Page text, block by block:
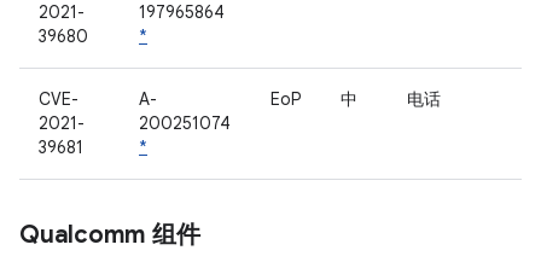
2021-
39680
197965864
*
CVE-
2021-
39681
A-
200251074
*
EoP 中 电话
Qualcomm 组件